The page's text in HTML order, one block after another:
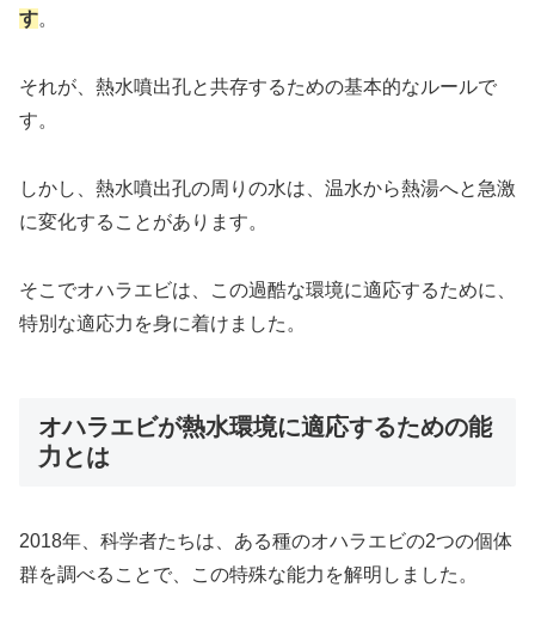
す。
それが、熱水噴出孔と共存するための基本的なルールで
す。
しかし、熱水噴出孔の周りの水は、温水から熱湯へと急激
に変化することがあります。
そこでオハラエビは、この過酷な環境に適応するために、
特別な適応力を身に着けました。
オハラエビが熱水環境に適応するための能
力とは
2018年、科学者たちは、ある種のオハラエビの2つの個体
群を調べることで、この特殊な能力を解明しました。